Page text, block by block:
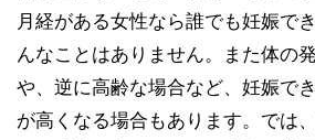
月経がある女性なら誰でも妊娠で
んなことはありません。また体の
や、逆に高齢な場合など、妊娠で
が高くなる場合もあります。では